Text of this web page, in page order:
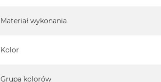
Materiał wykonania
Kolor
Grupa kolorów